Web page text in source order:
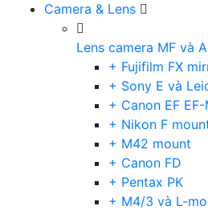
Camera & Lens
Lens camera MF và
+ Fujifilm FX
+ Sony E và
+ Canon EF EF-
+ Nikon F
+ M42 mount
+ Canon FD
+ Pentax PK
+ M4/3 và L-